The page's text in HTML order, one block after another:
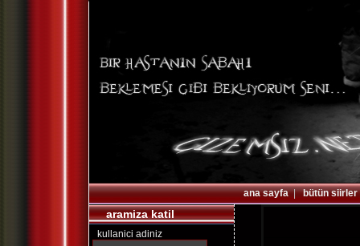
ana sayfa|bütün siirler
aramiza katil
kullanici adiniz